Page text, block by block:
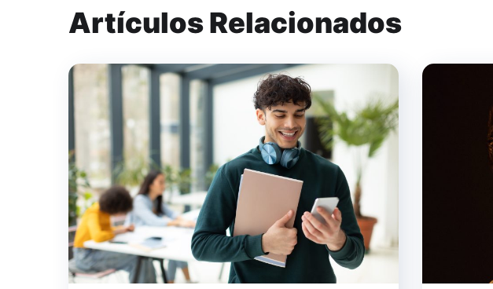
Artículos Relacionados